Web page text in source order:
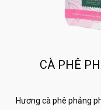
CÀ PHÊ
Hương cà phê phảng